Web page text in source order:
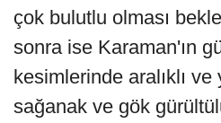
çok bulutlu olması
sonra ise Karaman'ın
kesimlerinde aralıklı
sağanak ve gök